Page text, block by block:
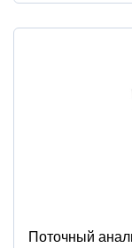
Поточный